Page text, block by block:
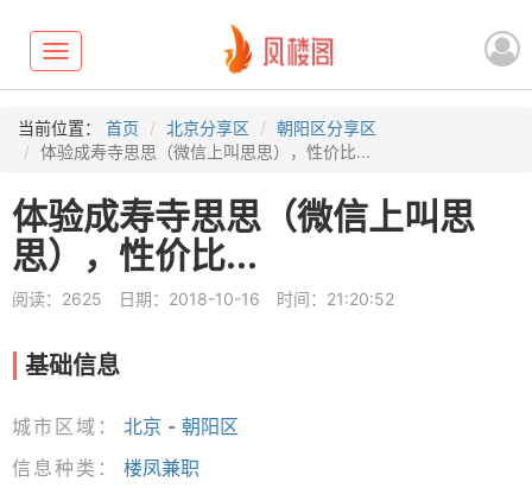
Toggle
navigation
当前位置： 首页 北京分享区
朝阳区分享区
体验成寿寺思思（微信上叫思思），性价比...
体验成寿寺思思（微信上叫思
思），性价比...
阅读：2625 日期：2018-10-16 时间：21:20:52
基础信息
城市区域： 北京 - 朝阳区
信息种类：
楼凤兼职